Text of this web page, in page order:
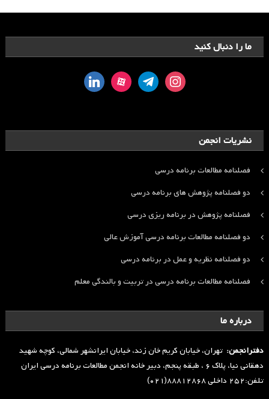
ما را دنبال کنید
instagram
telegram
aparat
linkedin
نشریات انجمن
فصلنامه مطالعات برنامه درسی
دو فصلنامه پژوهش های برنامه درسی
فصلنامه پژوهش در برنامه ریزی درسی
دو فصلنامه مطالعات برنامه درسی آموزش عالی
دو فصلنامه نظریه و عمل در برنامه درسی
فصلنامه مطالعات برنامه درسی در تربیت و بالندگی معلم
درباره ما
دفترانجمن: تهران، خیابان کریم خان زند، خیابان ایرانشهر شمالی، کوچه شهید
دهقانی نیا، پلاک ۶ ، طبقه پنجم، دبیر خانه انجمن مطالعات برنامه درسی ایران
تلفن:۲۵۲ داخلی ۸۸۸۱۲۸۶۸(۰۲۱)